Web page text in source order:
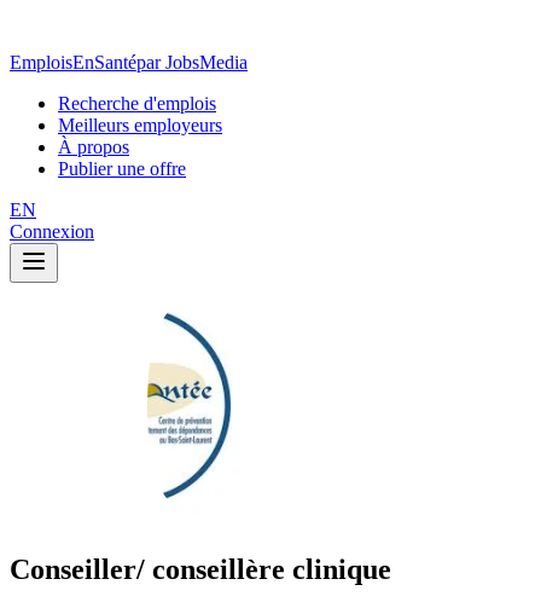
EmploisEnSantépar JobsMedia
Recherche d'emplois
Meilleurs employeurs
À propos
Publier une offre
EN
Connexion
Conseiller/ conseillère clinique